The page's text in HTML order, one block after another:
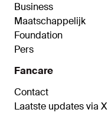
Business
Maatschappelijk
Foundation
Pers
Fancare
Contact
Laatste updates via X